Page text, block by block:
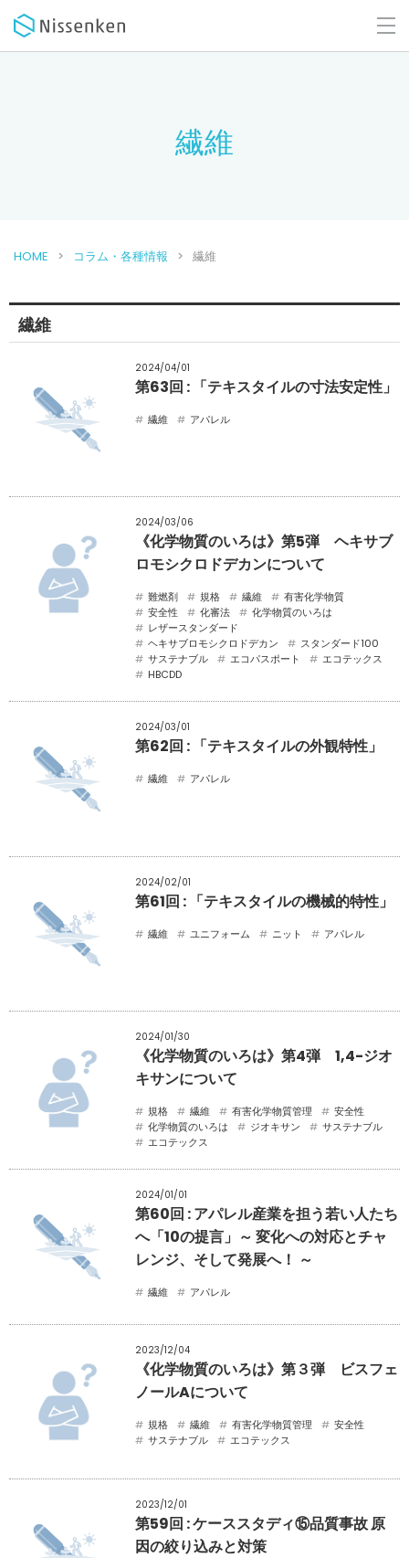
繊維
HOME コラム・各種情報 繊維
繊維
2024/04/01
第63回 : 「テキスタイルの寸法安定性」
繊維 アパレル
2024/03/06
《化学物質のいろは》第5弾 ヘキサブ
ロモシクロドデカンについて
難燃剤 規格 繊維
有害化学物質
安全性
化審法
化学物質のいろは
レザースタンダード
ヘキサブロモシクロドデカン
スタンダード100
サステナブル
エコパスポート
エコテックス
HBCDD
2024/03/01
第62回 : 「テキスタイルの外観特性」
繊維 アパレル
2024/02/01
第61回 : 「テキスタイルの機械的特性」
繊維 ユニフォーム ニット アパレル
2024/01/30
《化学物質のいろは》第4弾 1,4-ジオ
キサンについて
規格 繊維 有害化学物質管理
安全性
化学物質のいろは
ジオキサン
サステナブル
エコテックス
2024/01/01
第60回 : アパレル産業を担う若い人たち
へ「10の提言」～ 変化への対応とチャ
レンジ、そして発展へ！ ～
繊維 アパレル
2023/12/04
《化学物質のいろは》第３弾 ビスフェ
ノールAについて
規格 繊維 有害化学物質管理
安全性
サステナブル
エコテックス
2023/12/01
第59回 : ケーススタディ⑮品質事故 原
因の絞り込みと対策